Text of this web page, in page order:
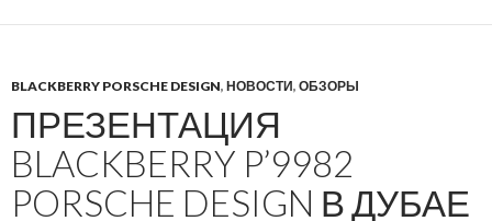
BLACKBERRY PORSCHE DESIGN, НОВОСТИ, ОБЗОРЫ
ПРЕЗЕНТАЦИЯ
BLACKBERRY P’9982
PORSCHE DESIGN В ДУБАЕ